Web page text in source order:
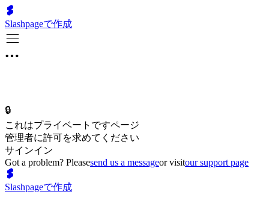
Slashpageで作成
🔒
これはプライベートですページ
管理者に許可を求めてください
サインイン
Got a problem? Pleasesend us a messageor visitour support page
Slashpageで作成